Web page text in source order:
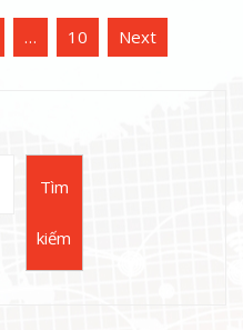
… 10 Next
Tìm
kiếm